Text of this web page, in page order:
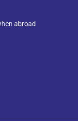
abroad